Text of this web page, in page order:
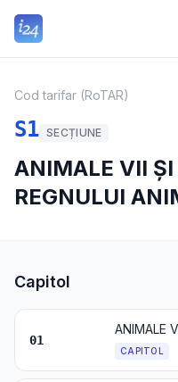
Cod tarifar (RoTAR)
S1 SECȚIUNE
ANIMALE VII ȘI
REGNULUI
Capitol
01
ANIMALE
CAPITOL